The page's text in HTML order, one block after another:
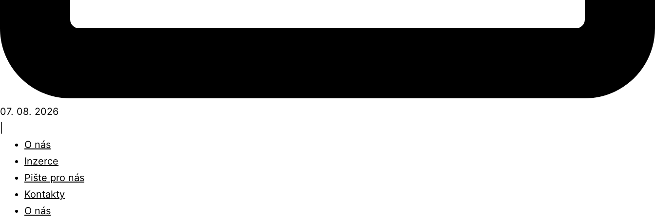
07. 08. 2026
O nás
Inzerce
Pište pro nás
Kontakty
O nás